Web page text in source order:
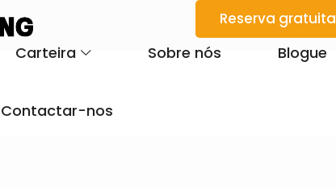
Reserva gratuita
Carteira Sobre nós Blogue
Contactar-nos